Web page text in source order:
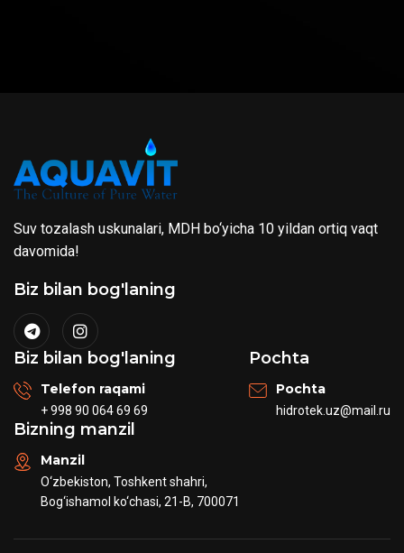
Suv tozalash uskunalari, MDH bo‘yicha 10 yildan ortiq vaqt
davomida!
Biz bilan bog'laning
Biz bilan bog'laning
Telefon raqami
+ 998 90 064 69 69
Pochta
Pochta
hidrotek.uz@mail.ru
Bizning manzil
Manzil
O‘zbekiston, Toshkent shahri,
Bog‘ishamol ko‘chasi, 21-B, 700071